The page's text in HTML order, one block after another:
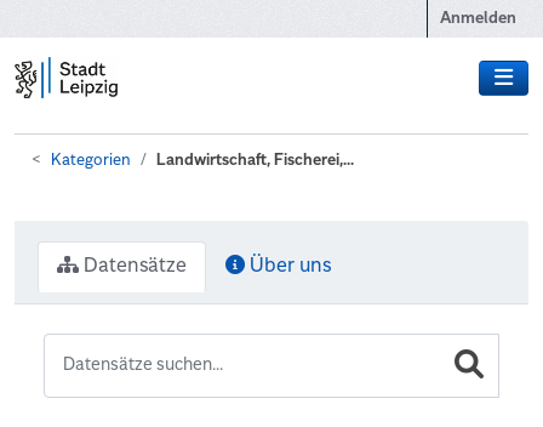
Anmelden
Kategorien Landwirtschaft, Fischerei,...
Datensätze Über uns